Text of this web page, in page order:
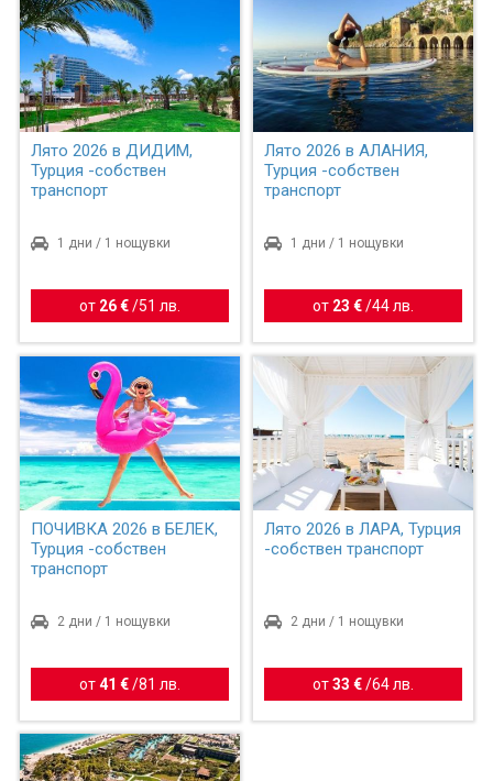
Лято 2026 в ДИДИМ,
Турция -собствен
транспорт
1 дни / 1 нощувки
от 26 € /51 лв.
Лято 2026 в АЛАНИЯ,
Турция -собствен
транспорт
1 дни / 1 нощувки
от 23 €/44 лв.
ПОЧИВКА 2026 в БЕЛЕК,
Турция -собствен
транспорт
2 дни / 1 нощувки
от41 € /81 лв.
Лято 2026 в ЛАРА, Турция
-собствен транспорт
2 дни / 1 нощувки
от33 €/64 лв.